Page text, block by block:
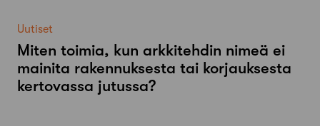
Uutiset
Miten toimia, kun arkkitehdin nimeä ei
mainita rakennuksesta tai korjauksesta
kertovassa jutussa?